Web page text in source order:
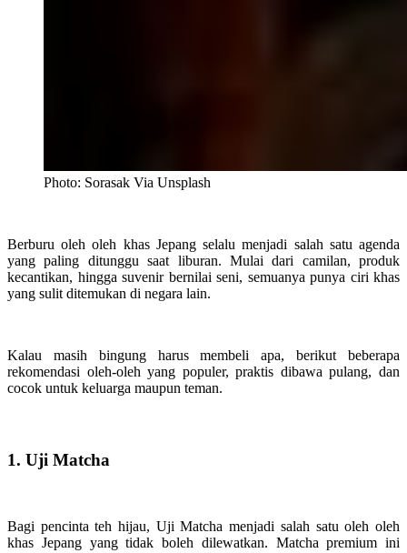
Photo: Sorasak Via Unsplash
Berburu oleh oleh khas Jepang selalu menjadi salah satu agenda
yang paling ditunggu saat liburan. Mulai dari camilan, produk
kecantikan, hingga suvenir bernilai seni, semuanya punya ciri khas
yang sulit ditemukan di negara lain.
Kalau masih bingung harus membeli apa, berikut beberapa
rekomendasi oleh-oleh yang populer, praktis dibawa pulang, dan
cocok untuk keluarga maupun teman.
1. Uji Matcha
Bagi pencinta teh hijau, Uji Matcha menjadi salah satu oleh oleh
khas Jepang yang tidak boleh dilewatkan. Matcha premium ini